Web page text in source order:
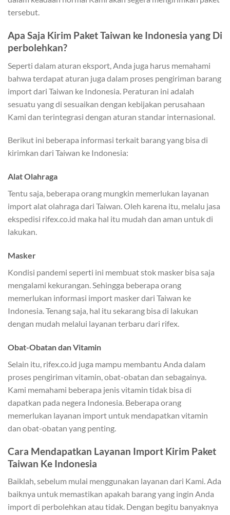
tersebut.
Apa Saja Kirim Paket Taiwan ke Indonesia yang Di
perbolehkan?
Seperti dalam aturan eksport, Anda juga harus memahami
bahwa terdapat aturan juga dalam proses pengiriman barang
import dari Taiwan ke Indonesia. Peraturan ini adalah
sesuatu yang di sesuaikan dengan kebijakan perusahaan
Kami dan terintegrasi dengan aturan standar internasional.
Berikut ini beberapa informasi terkait barang yang bisa di
kirimkan dari Taiwan ke Indonesia:
Alat Olahraga
Tentu saja, beberapa orang mungkin memerlukan layanan
import alat olahraga dari Taiwan. Oleh karena itu, melalu jasa
ekspedisi rifex.co.id maka hal itu mudah dan aman untuk di
lakukan.
Masker
Kondisi pandemi seperti ini membuat stok masker bisa saja
mengalami kekurangan. Sehingga beberapa orang
memerlukan informasi import masker dari Taiwan ke
Indonesia. Tenang saja, hal itu sekarang bisa di lakukan
dengan mudah melalui layanan terbaru dari rifex.
Obat-Obatan dan Vitamin
Selain itu, rifex.co.id juga mampu membantu Anda dalam
proses pengiriman vitamin, obat-obatan dan sebagainya.
Kami memahami beberapa jenis vitamin tidak bisa di
dapatkan pada negera Indonesia. Beberapa orang
memerlukan layanan import untuk mendapatkan vitamin
dan obat-obatan yang penting.
Cara Mendapatkan Layanan Import Kirim Paket
Taiwan Ke Indonesia
Baiklah, sebelum mulai menggunakan layanan dari Kami. Ada
baiknya untuk memastikan apakah barang yang ingin Anda
import di perbolehkan atau tidak. Dengan begitu banyaknya